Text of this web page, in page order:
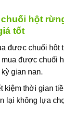
hột
tốt
được chuối hột
mua được chuối
gian nan.
kiệm thời gian
lại không lựa